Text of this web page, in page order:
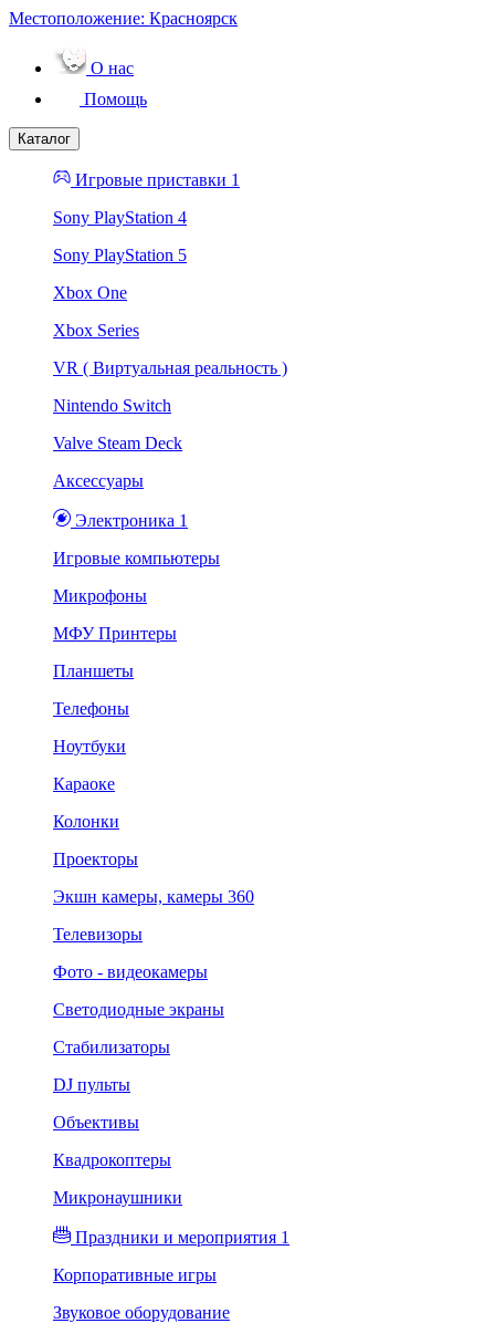
Местоположение: Красноярск
О нас
Помощь
Каталог
Игровые приставки 1
Sony PlayStation 4
Sony PlayStation 5
Xbox One
Xbox Series
VR ( Виртуальная реальность )
Nintendo Switch
Valve Steam Deck
Аксессуары
Электроника 1
Игровые компьютеры
Микрофоны
МФУ Принтеры
Планшеты
Телефоны
Ноутбуки
Караоке
Колонки
Проекторы
Экшн камеры, камеры 360
Телевизоры
Фото - видеокамеры
Светодиодные экраны
Стабилизаторы
DJ пульты
Объективы
Квадрокоптеры
Микронаушники
Праздники и мероприятия 1
Корпоративные игры
Звуковое оборудование